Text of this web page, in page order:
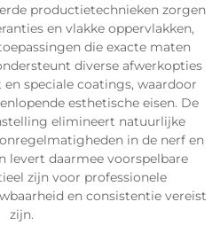
productietechnieken zorgen
en vlakke oppervlakken,
die exacte maten
diverse afwerkopties
speciale coatings, waardoor
esthetische eisen. De
elimineert natuurlijke
in de nerf en
levert daarmee voorspelbare
zijn voor professionele
en consistentie vereist
zijn.